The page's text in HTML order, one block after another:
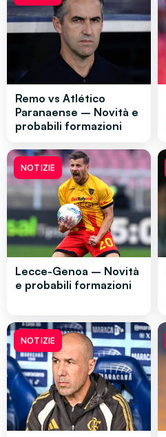
Remo vs Atlético
Paranaense – Novità e
probabili formazioni
NOTIZIE
Lecce-Genoa – Novità
e probabili formazioni
NOTIZIE